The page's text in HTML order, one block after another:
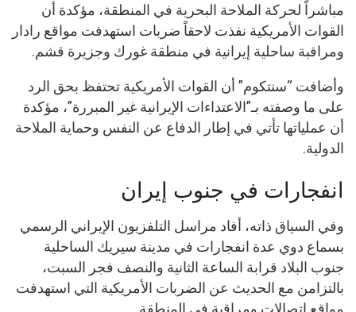
مباشراً لحركة الملاحة البحرية في المنطقة، مؤكدة أن
القوات الأمريكية نفذت لاحقاً ضربات استهدفت مواقع رادار
ومراقبة ساحلية إيرانية في منطقة غورك وجزيرة قشم.
وأضافت “سنتكوم” أن القوات الأمريكية تحتفظ بحق الرد
على ما وصفته بـ”الاعتداءات الإيرانية غير المبررة”، مؤكدة
أن عملياتها تأتي في إطار الدفاع عن النفس وحماية الملاحة
الدولية.
انفجارات في جنوب إيران
وفي السياق ذاته، أفاد مراسل التلفزيون الإيراني الرسمي
بسماع دوي عدة انفجارات في مدينة سيريك الساحلية
جنوب البلاد قرابة الساعة الثانية والنصف فجر السبت،
بالتزامن مع الحديث عن الضربات الأمريكية التي استهدفت
مواقع اتصالات ومراقبة في المنطقة.